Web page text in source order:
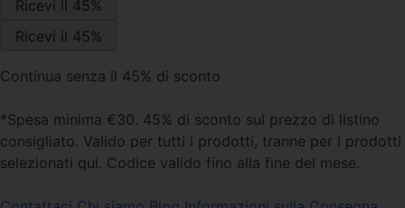
Continua senza il 45% di sconto
*Spesa minima €30. 45% di sconto sul prezzo di listino
consigliato. Valido per tutti i prodotti, tranne per i prodotti
selezionati qui. Codice valido fino alla fine del mese.